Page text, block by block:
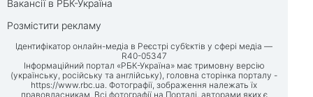
Вакансії в РБК-Україна
Розмістити рекламу
Ідентифікатор онлайн-медіа в Реєстрі суб’єктів у сфері медіа —
R40-05347
Інформаційний портал «РБК-Україна» має тримовну версію
(українську, російську та англійську), головна сторінка порталу -
https://www.rbc.ua. Фотографії, зображення належать їх
правовласникам. Всі фотографії на Порталі, авторами яких є